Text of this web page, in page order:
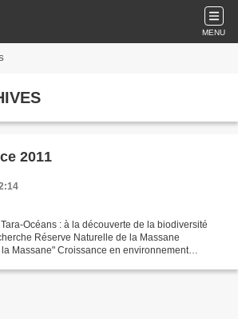
MENU
2011
Océans : à la découverte de la biodiversité
Réserve Naturelle de la Massane
Massane" Croissance en environnement